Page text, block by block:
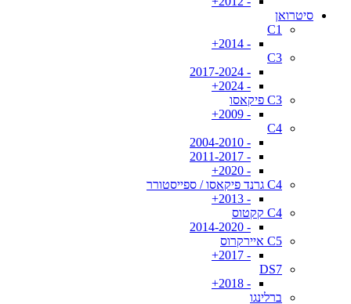
סיטרואן
C1
- 2014+
C3
- 2017-2024
- 2024+
C3 פיקאסו
- 2009+
C4
- 2004-2010
- 2011-2017
- 2020+
C4 גרנד פיקאסו / ספייסטורר
- 2013+
C4 קקטוס
- 2014-2020
C5 איירקרוס
- 2017+
DS7
- 2018+
ברלינגו